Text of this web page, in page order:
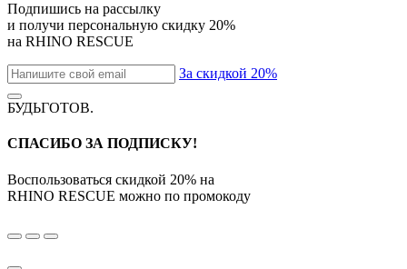
Подпишись на рассылку
и получи персональную скидку 20%
на RHINO RESCUE
За скидкой 20%
БУДЬГОТОВ.
СПАСИБО ЗА ПОДПИСКУ!
Воспользоваться скидкой 20% на
RHINO RESCUE можно по промокоду